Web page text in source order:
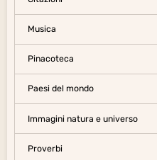
Musica
Pinacoteca
Paesi del mondo
Immagini natura e universo
Proverbi